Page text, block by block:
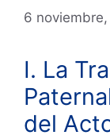
6
I. La
del